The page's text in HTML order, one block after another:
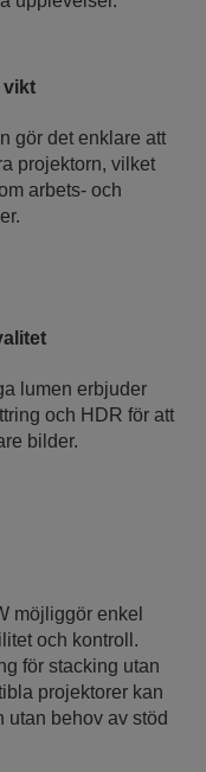
vikt
gör det enklare att
projektorn, vilket
arbets- och
lumen erbjuder
och HDR för att
bilder.
möjliggör enkel
och kontroll.
för stacking utan
projektorer kan
utan behov av stöd